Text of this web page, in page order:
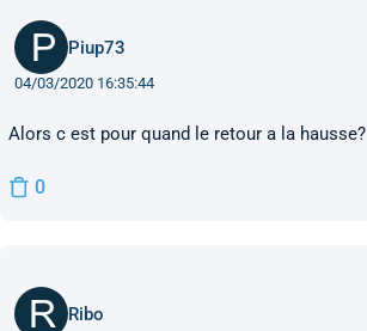
Piup73
04/03/2020 16:35:44
Alors c est pour quand le retour a la hausse?
0
Ribo